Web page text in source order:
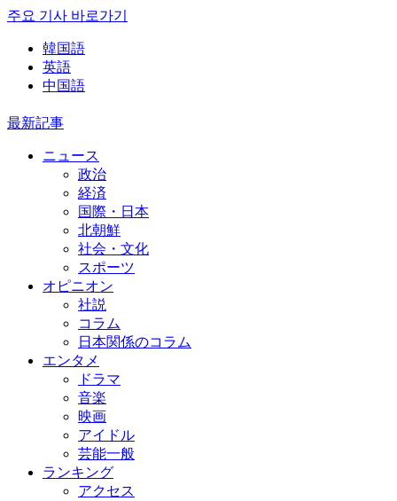
주요 기사 바로가기
韓国語
英語
中国語
最新記事
ニュース
政治
経済
国際・日本
北朝鮮
社会・文化
スポーツ
オピニオン
社説
コラム
日本関係のコラム
エンタメ
ドラマ
音楽
映画
アイドル
芸能一般
ランキング
アクセス